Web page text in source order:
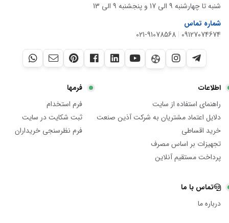
شنبه تا چهارشنبه 9 الی 17 و پنجشنبه 9 الی 13
شماره تماس
09127074674
|
021-91078568
اطلاعات
راهنمای استفاده از سایت
دلایل اعتماد مشتریان به شرکت آذین صنعت
خرید اقساطی
تجهیزات بر اساس مصرف
پرداخت مستقیم آنلاین
فرمها
فرم استخدام
ثبت شکایت در سایت
فرم نظرسنجی خریداران
تماس با ما
درباره ما